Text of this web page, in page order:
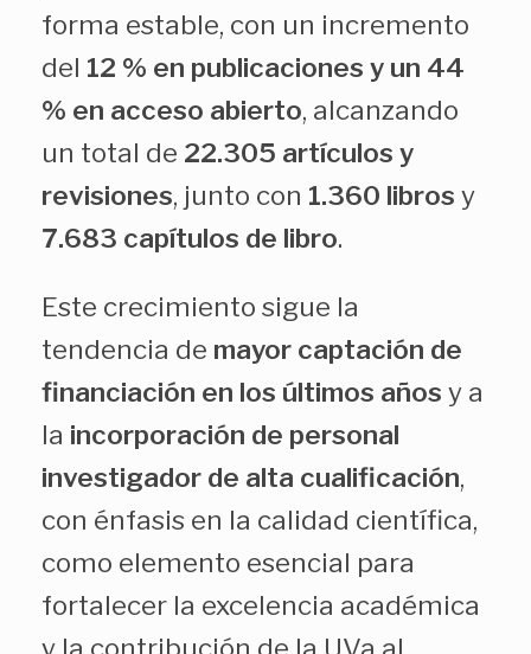
forma estable, con un incremento
del 12 % en publicaciones y un 44
% en acceso abierto, alcanzando
un total de 22.305 artículos y
revisiones, junto con 1.360 libros y
7.683 capítulos de libro.
Este crecimiento sigue la
tendencia de mayor captación de
financiación en los últimos años y a
la incorporación de personal
investigador de alta cualificación,
con énfasis en la calidad científica,
como elemento esencial para
fortalecer la excelencia académica